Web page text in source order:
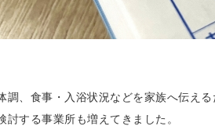
調、食事・入浴状況などを家族へ伝え
する事業所も増えてきました。